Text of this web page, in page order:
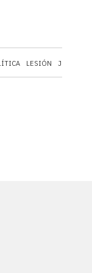
LESIÓN JOAQUÍN